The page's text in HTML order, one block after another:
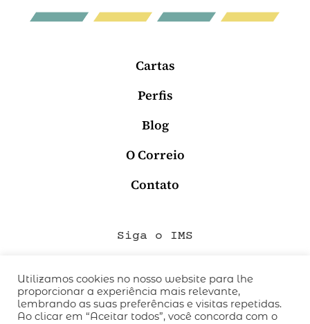
Cartas
Perfis
Blog
O Correio
Contato
Siga o IMS
QUEM SOMOS
CÓDIGO DE CONDUTA
Utilizamos cookies no nosso website para lhe
proporcionar a experiência mais relevante,
lembrando as suas preferências e visitas repetidas.
Ao clicar em “Aceitar todos”, você concorda com o